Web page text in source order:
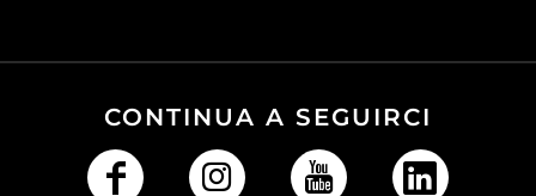
CONTINUA A SEGUIRCI